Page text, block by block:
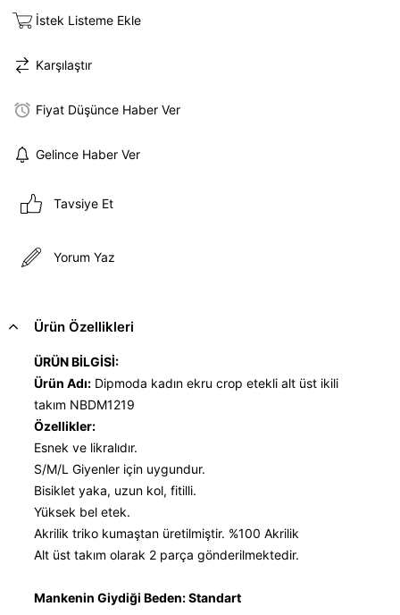
İstek Listeme Ekle
Karşılaştır
Fiyat Düşünce Haber Ver
Gelince Haber Ver
Tavsiye Et
Yorum Yaz
Ürün Özellikleri
ÜRÜN BİLGİSİ:
Ürün Adı: Dipmoda kadın ekru crop etekli alt üst ikili
takım NBDM1219
Özellikler:
Esnek ve likralıdır.
S/M/L Giyenler için uygundur.
Bisiklet yaka, uzun kol, fitilli.
Yüksek bel etek.
Akrilik triko kumaştan üretilmiştir. %100 Akrilik
Alt üst takım olarak 2 parça gönderilmektedir.
Mankenin Giydiği Beden: Standart